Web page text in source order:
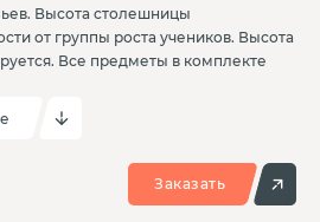
Высота столешницы
от группы роста учеников. Высота
Все предметы в комплекте
из ДСП толщиной 18 мм с
кpaя скруглены и обработаны
для удобства перемещения.
Заказать